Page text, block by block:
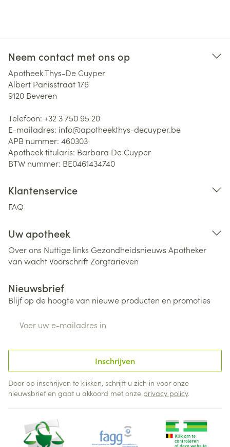
Neem contact met ons op
Apotheek Thys-De Cuyper
Albert Panisstraat 176
9120 Beveren
Telefoon: +32 3 750 95 20
E-mailadres: info@apotheekthys-decuyper.be
APB nummer: 460303
Apotheek titularis: Barbara De Cuyper
BTW nummer: BE0461434740
Klantenservice
FAQ
Uw apotheek
Over ons Nuttige links Gezondheidsnieuws Apotheker
van wachtVoorschriftZorgtarieven
Nieuwsbrief
Blijf op de hoogte van nieuwe producten en promoties
Inschrijven
Door op inschrijven te klikken, schrijft u zich in voor onze
nieuwsbrief en gaat u akkoord met onze privacy policy.